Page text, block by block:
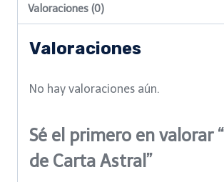
Valoraciones (0)
Valoraciones
No hay valoraciones aún.
Sé el primero en valorar
de Carta Astral”